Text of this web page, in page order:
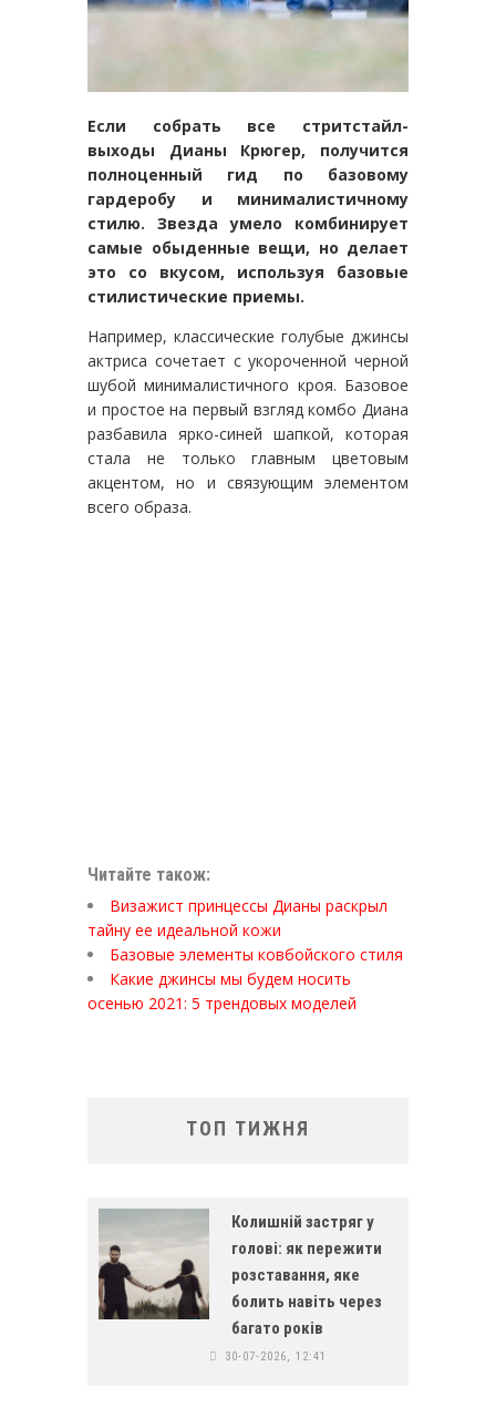
Если собрать все стритстайл-
выходы Дианы Крюгер, получится
полноценный гид по базовому
гардеробу и минималистичному
стилю. Звезда умело комбинирует
самые обыденные вещи, но делает
это со вкусом, используя базовые
стилистические приемы.
Например, классические голубые джинсы
актриса сочетает с укороченной черной
шубой минималистичного кроя. Базовое
и простое на первый взгляд комбо Диана
разбавила ярко-синей шапкой, которая
стала не только главным цветовым
акцентом, но и связующим элементом
всего образа.
Читайте також:
Визажист принцессы Дианы раскрыл
тайну ее идеальной кожи
Базовые элементы ковбойского стиля
Какие джинсы мы будем носить
осенью 2021: 5 трендовых моделей
ТОП ТИЖНЯ
Колишній застряг у
голові: як пережити
розставання, яке
болить навіть через
багато років
30-07-2026, 12:41